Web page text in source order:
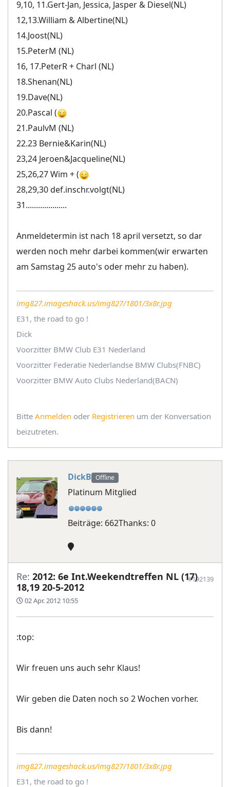
9,10, 11.Gert-Jan, Jessica, Jasper & Diesel(NL)
12,13.William & Albertine(NL)
14.Joost(NL)
15.PeterM (NL)
16, 17.PeterR + Charl (NL)
18.Shenan(NL)
19.Dave(NL)
20.Pascal (
21.PaulvM (NL)
22.23 Bernie&Karin(NL)
23,24 Jeroen&Jacqueline(NL)
25,26,27 Wim + (
28,29,30 def.inschr.volgt(NL)
31....................
Anmeldetermin ist nach 18 april versetzt, so dar
werden noch mehr darbei kommen(wir erwarten
am Samstag 25 auto's oder mehr zu haben).
img827.imageshack.us/img827/1801/3x8r.jpg
E31, the road to go !
Dick
Voorzitter BMW Club E31 Nederland
Voorzitter Federatie Nederlandse BMW Clubs(FNBC)
Voorzitter BMW Auto Clubs Nederland(BACN)
Bitte Anmelden oder Registrieren um der Konversation
beizutreten.
DickB Offline
Platinum Mitglied
Beiträge: 662Thanks: 0
Re: 2012: 6e Int.Weekendtreffen NL (17)
18,19 20-5-2012
02 Apr. 2012 10:55
#192139
:top:
Wir freuen uns auch sehr Klaus!
Wir geben die Daten noch so 2 Wochen vorher.
Bis dann!
img827.imageshack.us/img827/1801/3x8r.jpg
E31, the road to go !